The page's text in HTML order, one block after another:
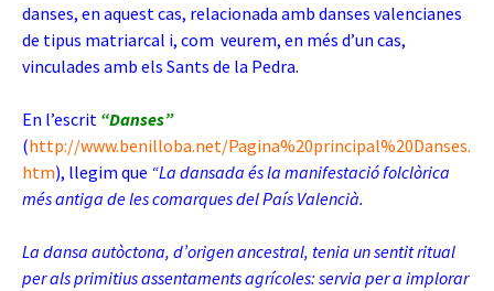
danses, en aquest cas, relacionada amb danses valencianes
de tipus matriarcal i, com veurem, en més d’un cas,
vinculades amb els Sants de la Pedra.
En l’escrit “Danses”
(http://www.benilloba.net/Pagina%20principal%20Danses.
htm), llegim que “La dansada és la manifestació folclòrica
més antiga de les comarques del País Valencià.
La dansa autòctona, d’origen ancestral, tenia un sentit ritual
per als primitius assentaments agrícoles: servia per a implorar